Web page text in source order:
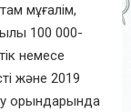
мұғалім,
100 000-
немесе
және 2019
орындарында